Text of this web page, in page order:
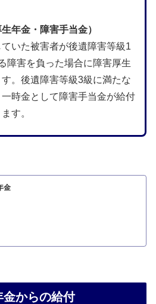
年金・障害手当金）
いた被害者が後遺障害等級1
障害を負った場合に障害厚生
。後遺障害等級3級に満たな
時金として障害手当金が給付
す。
金
からの給付